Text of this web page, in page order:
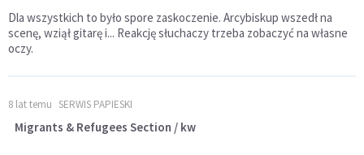
Dla wszystkich to było spore zaskoczenie. Arcybiskup wszedł na
scenę, wziął gitarę i... Reakcję słuchaczy trzeba zobaczyć na własne
oczy.
8 lat temu SERWIS PAPIESKI
Migrants & Refugees Section / kw